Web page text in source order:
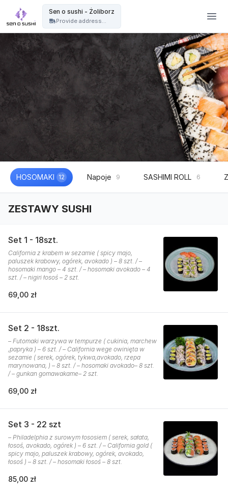
Sen o sushi - Żoliborz
Provide address...
HOSOMAKI 12 Napoje 9 SASHIMI ROLL 6
ZESTAWY SUSHI
Set 1 - 18szt.
California z krabem w sezamie ( spicy majo,
paluszek krabowy, ogórek, avokado ) – 8 szt. / –
hosomaki mango – 4 szt. / – hosomaki avokado – 4
szt. / – nigiri łosoś – 2 szt.
69,00 zł
Set 2 - 18szt.
– Futomaki warzywa w tempurze ( cukinia, marchew
,papryka ) – 6 szt. / – California wege owinięta w
sezamie ( serek, ogórek, tykwa,avokado, rzepa
marynowana, ) – 8 szt. / – hosomaki avokado– 8 szt.
/ – gunkan gomawakame– 2 szt.
69,00 zł
Set 3 - 22 szt
– Philadelphia z surowym łososiem ( serek, sałata,
łosoś, avokado, ogórek ) – 6 szt. / – California gold (
spicy majo, paluszek krabowy, ogórek, avokado,
łosoś ) – 8 szt. / – hosomaki łosoś – 8 szt.
85,00 zł